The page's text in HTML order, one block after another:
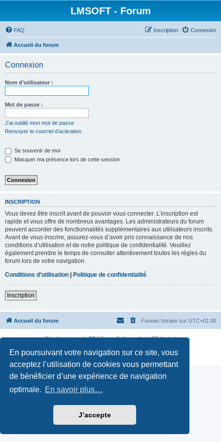
En poursuivant votre navigation sur ce site, vous
acceptez l’utilisation de cookies vous permettant
de bénéficier d’une expérience de navigation
optimale. En savoir plus…
J’accepte
LMSOFT - Forum
FAQ Connexion
Inscription
Accueil du forum
Connexion
Nom d’utilisateur :
Mot de passe :
J’ai oublié mon mot de passe
Renvoyer le courriel d’activation
Se souvenir de moi
Masquer ma présence lors de cette session
INSCRIPTION
Vous devez être inscrit avant de pouvoir vous connecter. L’inscription est
rapide et vous offre de nombreux avantages. Les administrateurs du forum
peuvent accorder des fonctionnalités supplémentaires aux utilisateurs inscrits.
Avant de vous inscrire, assurez-vous d’avoir pris connaissance de nos
conditions d’utilisation et de notre politique de confidentialité. Veuillez
également prendre le temps de consulter attentivement toutes les règles du
forum lors de votre navigation.
Conditions d’utilisation | Politique de confidentialité
Inscription
Accueil du forum Fuseau horaire sur UTC+01:00
Développé parphpBB® Forum Software © phpBB Limited
Confidentialité| Conditions